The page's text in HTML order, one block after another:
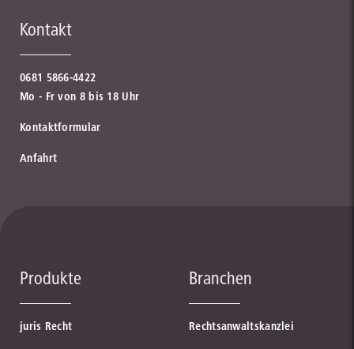
Kontakt
0681 5866-4422
Mo - Fr von 8 bis 18 Uhr
Kontaktformular
Anfahrt
Produkte
juris Recht
Branchen
Rechtsanwaltskanzlei